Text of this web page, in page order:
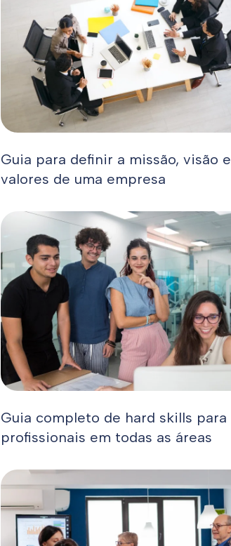
Guia para definir a missão, visão e
valores de uma empresa
Guia completo de hard skills para
profissionais em todas as áreas